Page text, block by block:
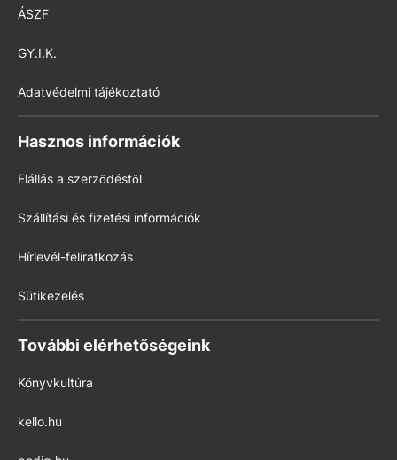
ÁSZF
GY.I.K.
Adatvédelmi tájékoztató
Hasznos információk
Elállás a szerződéstől
Szállítási és fizetési információk
Hírlevél-feliratkozás
Sütikezelés
További elérhetőségeink
Könyvkultúra
kello.hu